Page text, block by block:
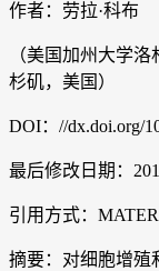
作者：劳拉·科布
（美国加州大学
杉矶，美国）
DOI：//dx.doi.org/
最后修改日期：
引用方式：
摘要：对细胞增殖